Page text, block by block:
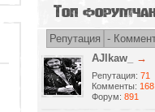
Топ
Репутация -
AJlkaw_
→
Репутация: 71
Комменты: 168
Форум: 891